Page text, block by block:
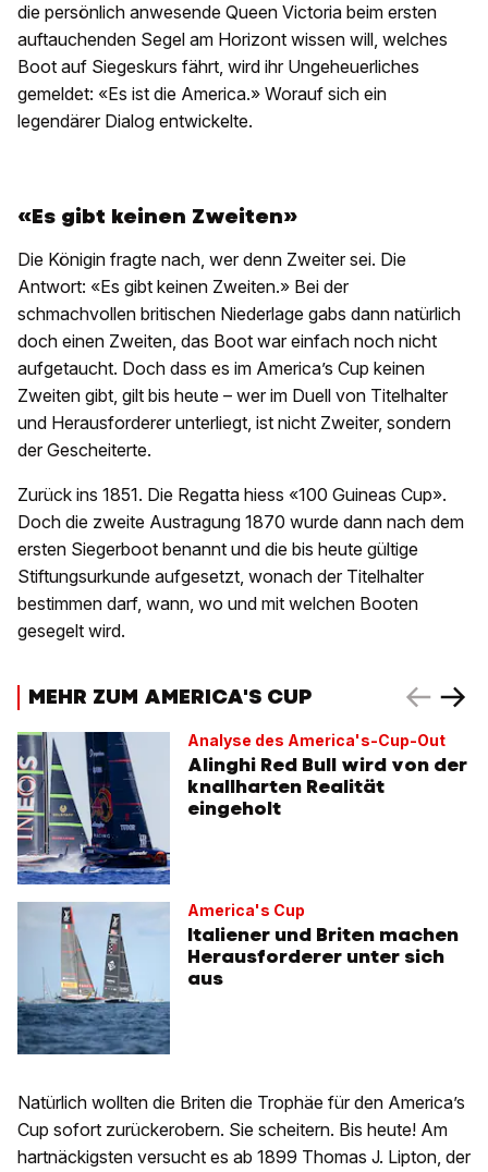
die persönlich anwesende Queen Victoria beim ersten
auftauchenden Segel am Horizont wissen will, welches
Boot auf Siegeskurs fährt, wird ihr Ungeheuerliches
gemeldet: «Es ist die America.» Worauf sich ein
legendärer Dialog entwickelte.
«Es gibt keinen Zweiten»
Die Königin fragte nach, wer denn Zweiter sei. Die
Antwort: «Es gibt keinen Zweiten.» Bei der
schmachvollen britischen Niederlage gabs dann natürlich
doch einen Zweiten, das Boot war einfach noch nicht
aufgetaucht. Doch dass es im America’s Cup keinen
Zweiten gibt, gilt bis heute – wer im Duell von Titelhalter
und Herausforderer unterliegt, ist nicht Zweiter, sondern
der Gescheiterte.
Zurück ins 1851. Die Regatta hiess «100 Guineas Cup».
Doch die zweite Austragung 1870 wurde dann nach dem
ersten Siegerboot benannt und die bis heute gültige
Stiftungsurkunde aufgesetzt, wonach der Titelhalter
bestimmen darf, wann, wo und mit welchen Booten
gesegelt wird.
MEHR ZUM AMERICA'S CUP
Analyse des America's-Cup-Out
Alinghi Red Bull wird von der
knallharten Realität
eingeholt
America's Cup
Italiener und Briten machen
Herausforderer unter sich
aus
Natürlich wollten die Briten die Trophäe für den America’s
Cup sofort zurückerobern. Sie scheitern. Bis heute! Am
hartnäckigsten versucht es ab 1899 Thomas J. Lipton, der